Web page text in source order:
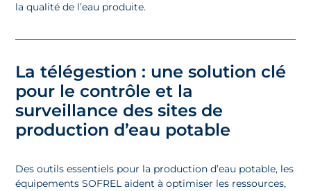
la qualité de l’eau produite.
La télégestion : une solution clé
pour le contrôle et la
surveillance des sites de
production d’eau potable
Des outils essentiels pour la production d’eau potable, les
équipements SOFREL aident à optimiser les ressources,